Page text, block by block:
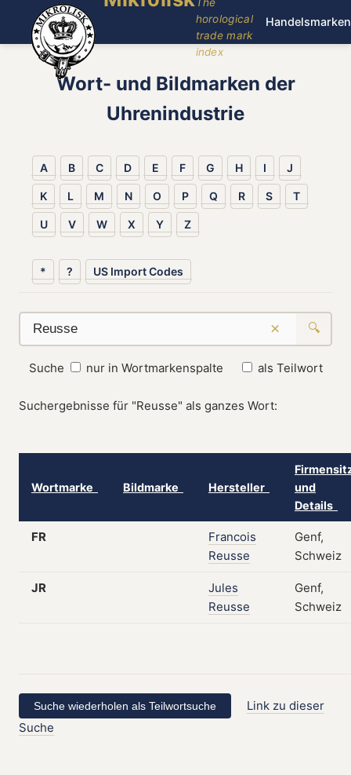
horological
trade mark
index
Handelsmarken
Wort- und Bildmarken der
Uhrenindustrie
A B C D E F G H I J
K L M N O P Q R S T
U V W X Y Z
* ? US Import Codes
× 🔍
Suche nur in Wortmarkenspalte als Teilwort
Suchergebnisse für "Reusse" als ganzes Wort:
Wortmarke Bildmarke Hersteller
und
Details
FR
Francois
Reusse
Genf,
Schweiz
JR
Jules
Reusse
Genf,
Schweiz
Link zu dieser
Suche